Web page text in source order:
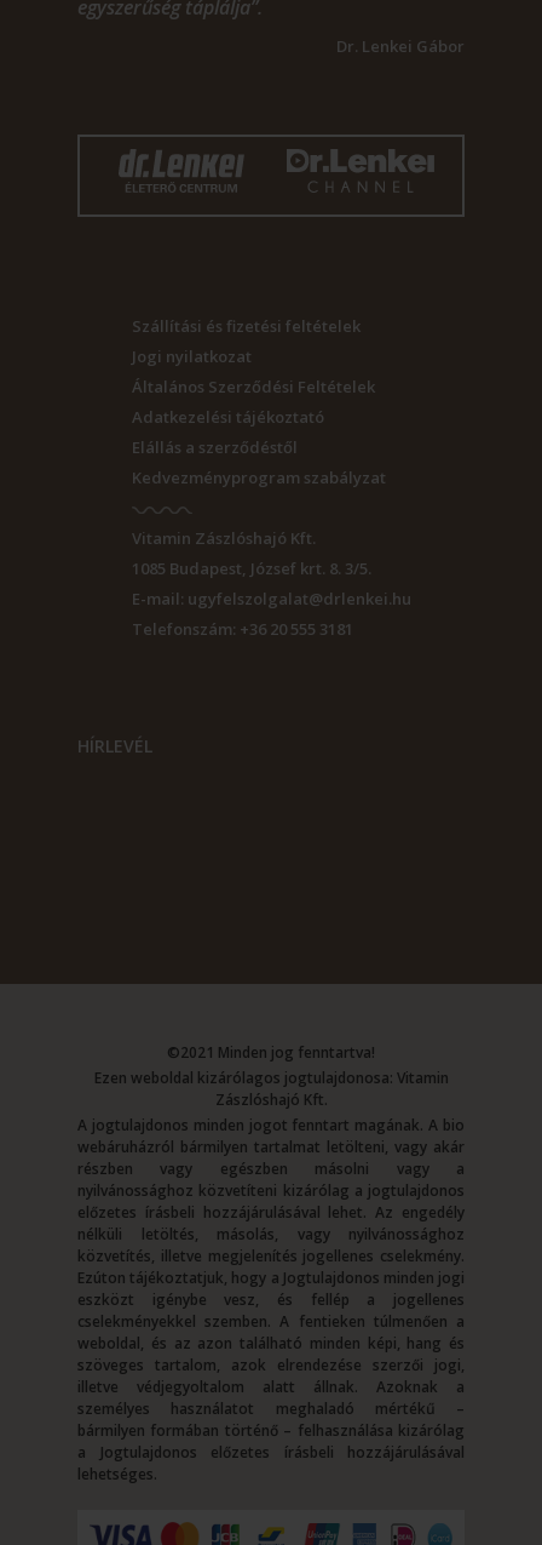
egyszerűség táplálja”.
Dr. Lenkei Gábor
Szállítási és fizetési feltételek
Jogi nyilatkozat
Általános Szerződési Feltételek
Adatkezelési tájékoztató
Elállás a szerződéstől
Kedvezményprogram szabályzat
Vitamin Zászlóshajó Kft.
1085 Budapest, József krt. 8. 3/5.
E-mail: ugyfelszolgalat@drlenkei.hu
Telefonszám: +36 20 555 3181
HÍRLEVÉL
©2021 Minden jog fenntartva!
Ezen weboldal kizárólagos jogtulajdonosa: Vitamin
Zászlóshajó Kft.
A jogtulajdonos minden jogot fenntart magának. A bio
webáruházról bármilyen tartalmat letölteni, vagy akár
részben vagy egészben másolni vagy a
nyilvánossághoz közvetíteni kizárólag a jogtulajdonos
előzetes írásbeli hozzájárulásával lehet. Az engedély
nélküli letöltés, másolás, vagy nyilvánossághoz
közvetítés, illetve megjelenítés jogellenes cselekmény.
Ezúton tájékoztatjuk, hogy a Jogtulajdonos minden jogi
eszközt igénybe vesz, és fellép a jogellenes
cselekményekkel szemben. A fentieken túlmenően a
weboldal, és az azon található minden képi, hang és
szöveges tartalom, azok elrendezése szerzői jogi,
illetve védjegyoltalom alatt állnak. Azoknak a
személyes használatot meghaladó mértékű –
bármilyen formában történő – felhasználása kizárólag
a Jogtulajdonos előzetes írásbeli hozzájárulásával
lehetséges.